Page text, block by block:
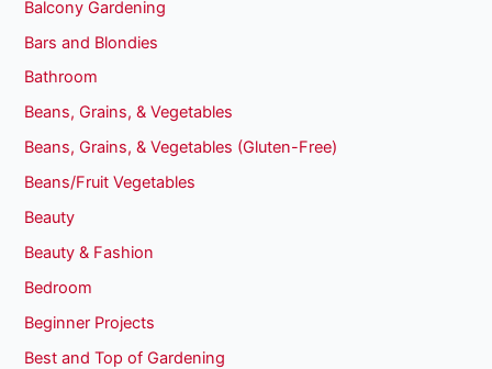
Balcony Gardening
Bars and Blondies
Bathroom
Beans, Grains, & Vegetables
Beans, Grains, & Vegetables (Gluten-Free)
Beans/Fruit Vegetables
Beauty
Beauty & Fashion
Bedroom
Beginner Projects
Best and Top of Gardening